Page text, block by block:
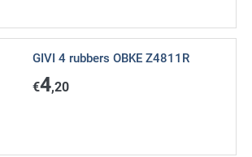
GIVI 4 rubbers OBKE Z4811R
€4,20